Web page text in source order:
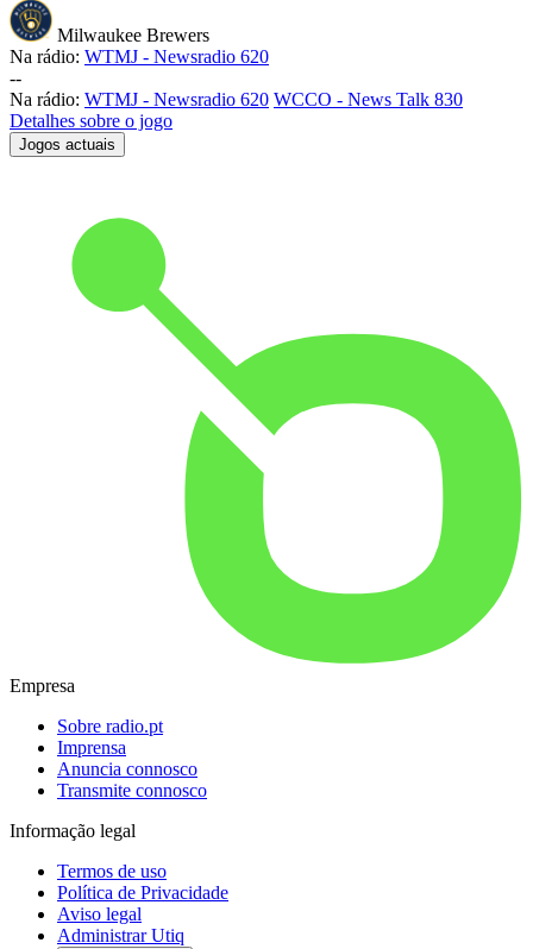
Milwaukee Brewers
Na rádio: WTMJ - Newsradio 620
--
Na rádio: WTMJ - Newsradio 620 WCCO - News Talk 830
Detalhes sobre o jogo
Jogos actuais
Empresa
Sobre radio.pt
Imprensa
Anuncia connosco
Transmite connosco
Informação legal
Termos de uso
Política de Privacidade
Aviso legal
Administrar Utiq